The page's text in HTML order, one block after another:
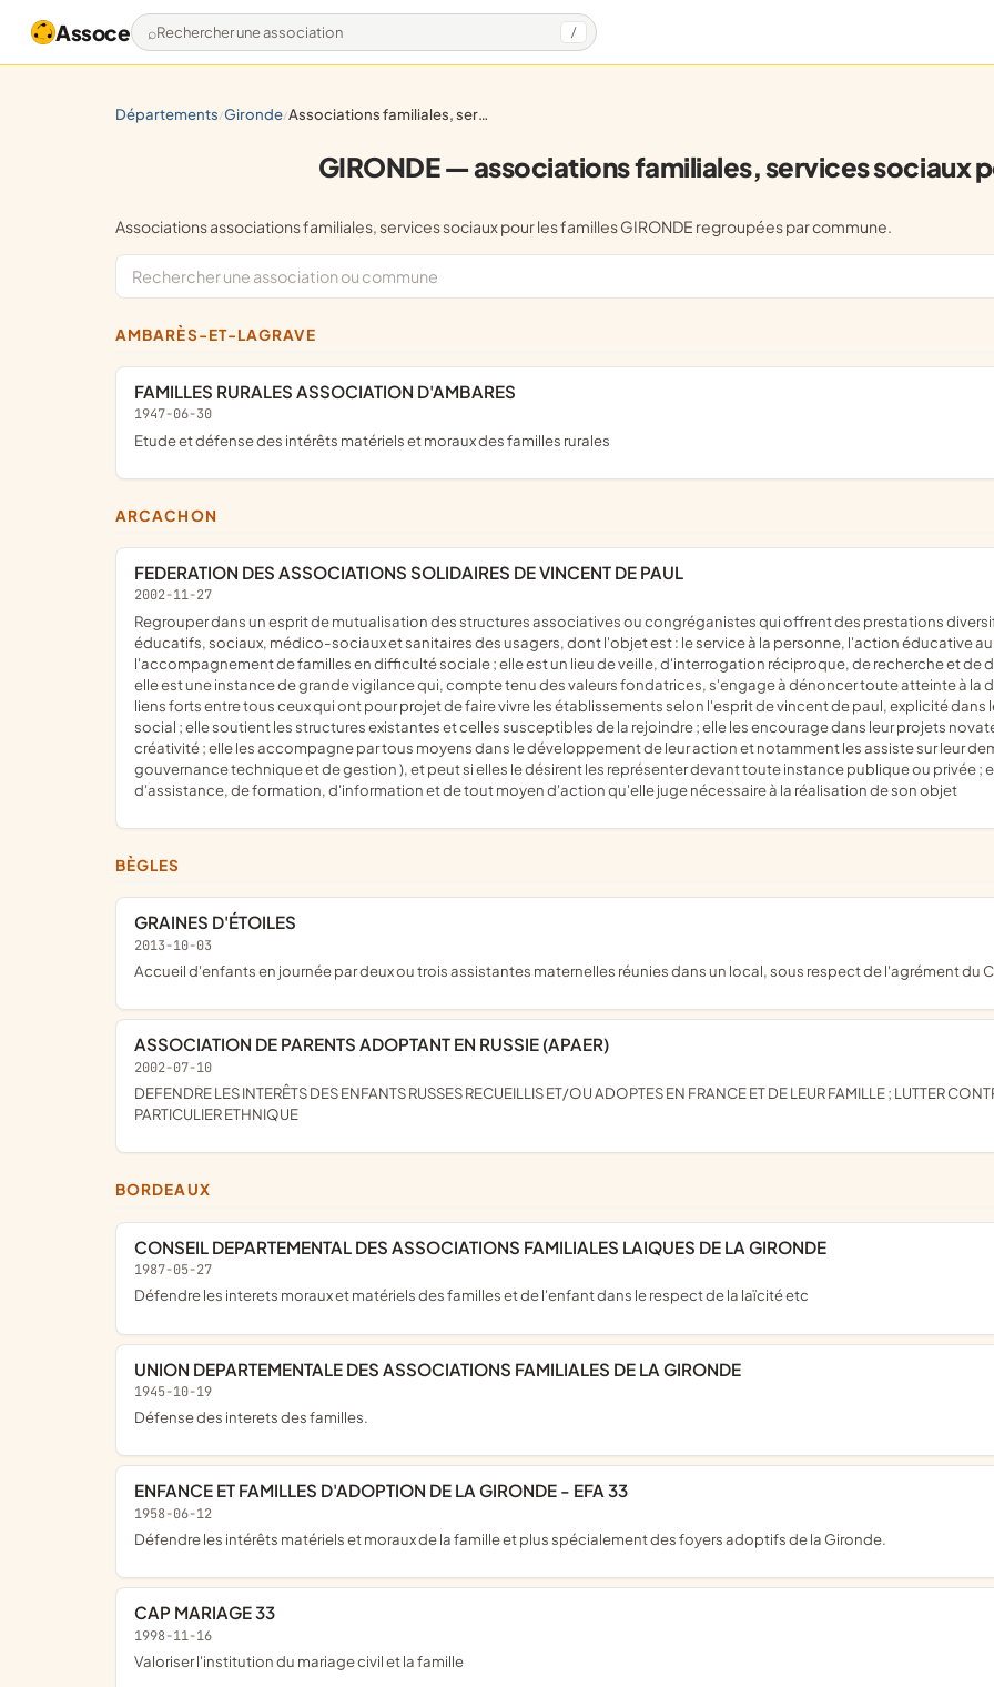
Assoce Rechercher une association /
départements/ gironde/ associations familiales, services sociaux pour les familles
GIRONDE — associations familiales, services sociaux
Associations associations familiales, services sociaux pour les familles GIRONDE regroupées par commune.
AMBARÈS-ET-LAGRAVE
FAMILLES RURALES ASSOCIATION D'AMBARES
1947-06-30
Etude et défense des intérêts matériels et moraux des familles rurales
ARCACHON
FEDERATION DES ASSOCIATIONS SOLIDAIRES DE VINCENT DE PAUL
2002-11-27
regrouper dans un esprit de mutualisation des structures associatives ou congréganistes qui offrent des prestations diversifiées susceptibles de répondre aux besoins
éducatifs, sociaux, médico-sociaux et sanitaires des usagers, dont l'objet est : le service à la personne, l'action éducative
l'accompagnement de familles en difficulté sociale ; elle est un lieu de veille, d'interrogation réciproque, de recherche et de
elle est une instance de grande vigilance qui, compte tenu des valeurs fondatrices, s'engage à dénoncer toute atteinte à la
liens forts entre tous ceux qui ont pour projet de faire vivre les établissements selon l'esprit de vincent de paul, explicité
social ; elle soutient les structures existantes et celles susceptibles de la rejoindre ; elle les encourage dans leur projets
créativité ; elle les accompagne par tous moyens dans le développement de leur action et notamment les assiste sur leur
gouvernance technique et de gestion ), et peut si elles le désirent les représenter devant toute instance publique ou privée ;
d'assistance, de formation, d'information et de tout moyen d'action qu'elle juge nécessaire à la réalisation de son objet
BÈGLES
GRAINES D'ÉTOILES
2013-10-03
accueil d'enfants en journée par deux ou trois assistantes maternelles réunies dans un local, sous respect de l'agrément du
ASSOCIATION DE PARENTS ADOPTANT EN RUSSIE (APAER)
2002-07-10
DEFENDRE LES INTERÊTS DES ENFANTS RUSSES RECUEILLIS ET/OU ADOPTES EN FRANCE ET DE LEUR FAMILLE ; LUTTER CONTRE TOUTE FORME DE DISCRIMINATION, EN
PARTICULIER ETHNIQUE
BORDEAUX
CONSEIL DEPARTEMENTAL DES ASSOCIATIONS FAMILIALES LAIQUES DE LA GIRONDE
1987-05-27
Défendre les interets moraux et matériels des familles et de l'enfant dans le respect de la laïcité etc
UNION DEPARTEMENTALE DES ASSOCIATIONS FAMILIALES DE LA GIRONDE
1945-10-19
Défense des interets des familles.
ENFANCE ET FAMILLES D'ADOPTION DE LA GIRONDE - EFA 33
1958-06-12
Défendre les intérêts matériels et moraux de la famille et plus spécialement des foyers adoptifs de la Gironde.
CAP MARIAGE 33
1998-11-16
valoriser l'institution du mariage civil et la famille